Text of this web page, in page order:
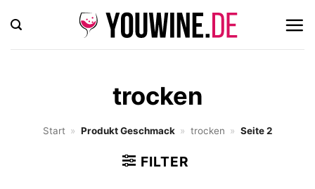
Inhalt
springen
trocken
Start » Produkt Geschmack » trocken » Seite 2
FILTER